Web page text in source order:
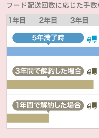
フード配送回数に応じた手